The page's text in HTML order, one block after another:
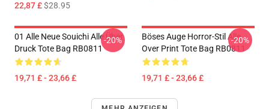
22,87 £$28.95
01 Alle Neue Souichi Alle Über
Druck Tote Bag RB0811
19,71 £ - 23,66 £
-20%
Böses Auge Horror-Stil Alle
Over Print Tote Bag RB0811
19,71 £ - 23,66 £
-20%